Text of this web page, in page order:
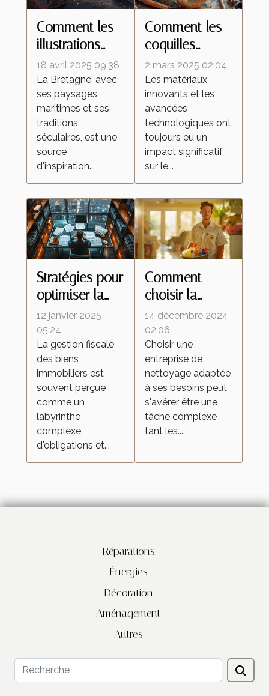
Comment les
illustrations
inspirées de la
Bretagne
célèbrent la
culture
régionale
18 avril 2025 09:38
La Bretagne, avec
ses paysages
maritimes et ses
traditions
séculaires, est une
source
d'inspiration...
Comment les
coquilles
d'œufs
améliorent les
peintures
réfléchissantes
2 mars 2025 02:04
Les matériaux
innovants et les
avancées
technologiques ont
toujours eu un
impact significatif
sur le...
Stratégies pour
optimiser la
fiscalité de vos
biens
immobiliers
12 janvier 2025
05:24
La gestion fiscale
des biens
immobiliers est
souvent perçue
comme un
labyrinthe
complexe
d'obligations et...
Comment
choisir la
meilleure
entreprise de
nettoyage
pour vos
besoins
14 décembre 2024
02:06
Choisir une
entreprise de
nettoyage adaptée
à ses besoins peut
s'avérer être une
tâche complexe
tant les...
Réparations
Énergies
Décoration
Aménagement
Autres